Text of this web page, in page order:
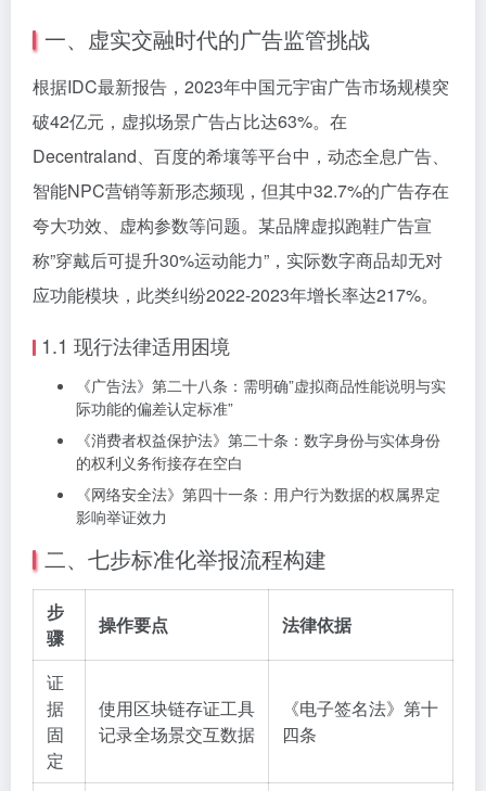
一、虚实交融时代的广告监管挑战
根据IDC最新报告，2023年中国元宇宙广告市场规模突
破42亿元，虚拟场景广告占比达63%。在
Decentraland、百度的希壤等平台中，动态全息广告、
智能NPC营销等新形态频现，但其中32.7%的广告存在
夸大功效、虚构参数等问题。某品牌虚拟跑鞋广告宣
称”穿戴后可提升30%运动能力”，实际数字商品却无对
应功能模块，此类纠纷2022-2023年增长率达217%。
1.1 现行法律适用困境
《广告法》第二十八条：需明确”虚拟商品性能说明与实
际功能的偏差认定标准”
《消费者权益保护法》第二十条：数字身份与实体身份
的权利义务衔接存在空白
《网络安全法》第四十一条：用户行为数据的权属界定
影响举证效力
二、七步标准化举报流程构建
步
骤
操作要点 法律依据
证
据
固
定
使用区块链存证工具
记录全场景交互数据
《电子签名法》第十
四条